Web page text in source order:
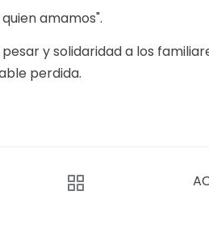
amamos".
y solidaridad a los
perdida.